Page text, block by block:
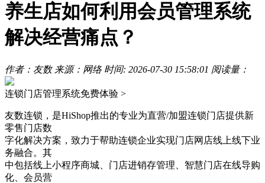
养生店如何利用会员管理系统
解决经营痛点？
作者：友数 来源：网络 时间: 2026-07-30 15:58:01 阅读量：
连锁门店管理系统免费体验 >
友数连锁，是HiShop推出的专业为直营/加盟连锁门店提供新
零售门店数
字化解决方案，致力于帮助连锁企业实现门店网店线上线下业
务融合。其
中包括线上小程序商城、门店进销存管理、智慧门店在线导购
化、会员营